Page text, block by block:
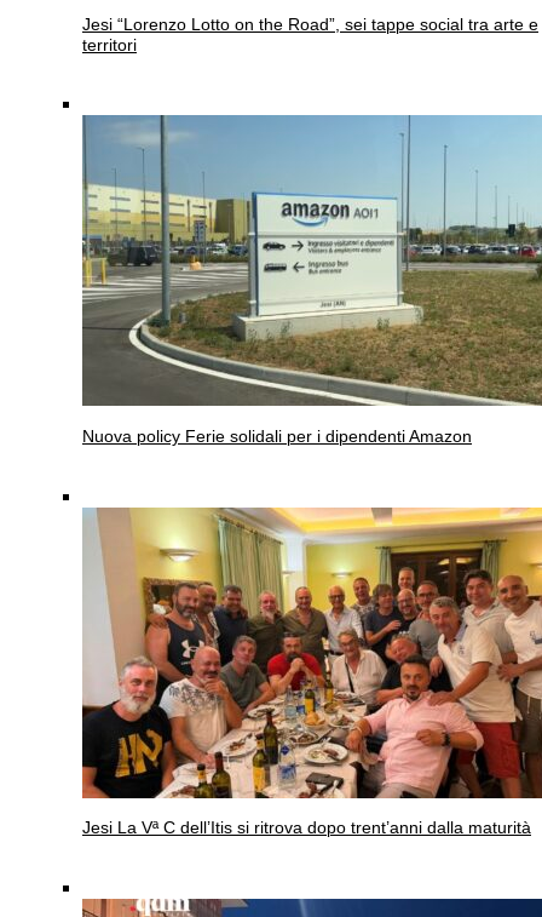
Jesi “Lorenzo Lotto on the Road”, sei tappe social tra arte e
territori
Nuova policy Ferie solidali per i dipendenti Amazon
Jesi La Vª C dell’Itis si ritrova dopo trent’anni dalla maturità